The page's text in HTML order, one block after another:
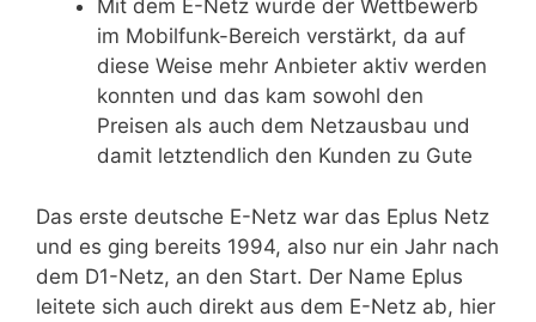
Mit dem E-Netz wurde der Wettbewerb
im Mobilfunk-Bereich verstärkt, da auf
diese Weise mehr Anbieter aktiv werden
konnten und das kam sowohl den
Preisen als auch dem Netzausbau und
damit letztendlich den Kunden zu Gute
Das erste deutsche E-Netz war das Eplus Netz
und es ging bereits 1994, also nur ein Jahr nach
dem D1-Netz, an den Start. Der Name Eplus
leitete sich auch direkt aus dem E-Netz ab, hier